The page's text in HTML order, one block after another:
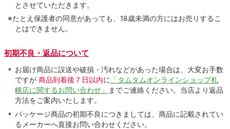
とさせていただきます。
※たとえ保護者の同意があっても、18歳未満の方にはお売りするこ
とはできません。
初期不良・返品について
お届け商品に誤送や破損・汚れなどがあった場合は、大変お手数
ですが 商品到着後７日以内に 「タムタムオンラインショップ札
幌店に関するお問い合わせ」
までご連絡ください。当店より返品
方法をご案内いたします。
パッケージ商品の初期不良につきましては、商品に記載されてい
るメーカーへ直接お問い合わせください。